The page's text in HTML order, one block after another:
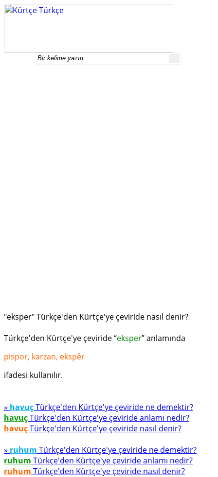
"eksper" Türkçe'den Kürtçe'ye çeviride nasıl denir?
Türkçe'den Kürtçe'ye çeviride “eksper” anlamında
pispor, karzan, ekspêr
ifadesi kullanılır.
» havuçTürkçe'den Kürtçe'ye çeviride ne demektir?
havuçTürkçe'den Kürtçe'ye çeviride anlamı nedir?
havuçTürkçe'den Kürtçe'ye çeviride nasıl denir?
» ruhum Türkçe'den Kürtçe'ye çeviride ne demektir?
ruhum Türkçe'den Kürtçe'ye çeviride anlamı nedir?
ruhum Türkçe'den Kürtçe'ye çeviride nasıl denir?